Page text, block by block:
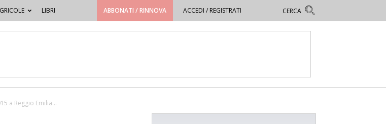
LIBRI ABBONATI / RINNOVA ACCEDI / REGISTRATI
a Reggio Emilia...